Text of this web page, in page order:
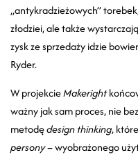
„antykradzieżowych”
złodziei, ale także
zysk ze sprzedaży idzie
Ryder.
W projekcieMakeright
ważny jak sam proces, nie
metodędesign thinking,
persony– wyobrażonego